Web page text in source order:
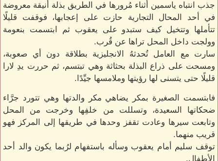
جذب انتباه ياسمين أثناء مُرورها في الطريق بذلة أنيقة معروضة
في أحد المحال التجارية حازت على إعجابها، فوقفت قليلًا
تتأملها وتتخيل كيف ستبدو على يعقوب ثم ابتسمت بنعومة
وولجت داخل المحل تراها عن قُرب.
سارت مع العامل تُحدثهُ الانجليزية بطلاقة دون أي صعوبة،
ومسحت على ذراع البذلة بحثاثة وهي تبتسم، ثم حررت يدِ لارا
قليلًا حتى يتسنى لها رؤيتها وملامسها جيِّدًا.
فابتسمت الصغيرة بمكر يضاهي مكر والدتها وهي تتورد جرَّاء
ضحكاتها السعيدة، وتسللت من خلفِها وخرجت من المحل
وتابعت سيرها وعادت تقفز وحدها في طريقها إلى المركز فهو
قريب منهما.
توقف سليم أمام يعقوب وسأله باستفهام لرُبما يكون والد أحد
الأطفال.